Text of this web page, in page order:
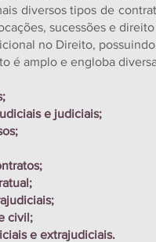
diversos tipos de
sucessões e
no Direito,
é amplo e engloba
e judiciais;
civil;
e extrajudiciais.